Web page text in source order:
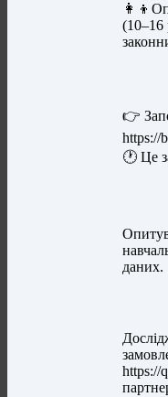
(10–16
👉
https://
🕐 Це
даних.
https://